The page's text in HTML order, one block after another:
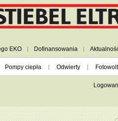
EKO Dofinansowania
Pompy ciepła Odwierty